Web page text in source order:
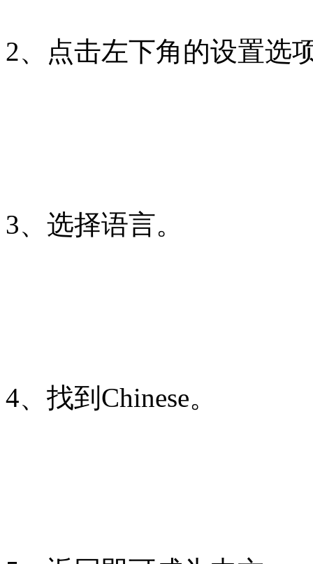
2、点击左下角的设置选
3、选择语言。
4、找到Chinese。